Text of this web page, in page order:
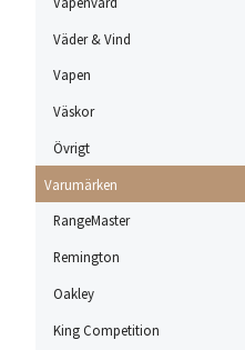
Väder & Vind
Vapen
Väskor
Övrigt
Varumärken
RangeMaster
Remington
Oakley
King Competition